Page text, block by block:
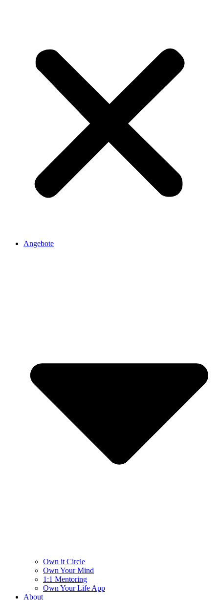
Angebote
Own it Circle
Own Your Mind
1:1 Mentoring
Own Your Life App
About